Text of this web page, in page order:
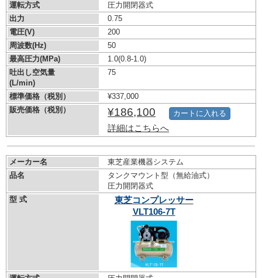
運転方式
圧力開閉器式
出力
0.75
電圧(V)
200
周波数(Hz)
50
最高圧力(MPa)
1.0(0.8-1.0)
吐出し空気量
(L/min)
75
標準価格（税別）
¥337,000
販売価格（税別）
¥186,100
詳細はこちらへ
カートに入れる
メーカー名
東芝産業機器システム
品名
タンクマウント型（無給油式）
圧力開閉器式
型 式
東芝コンプレッサー
VLT106-7T